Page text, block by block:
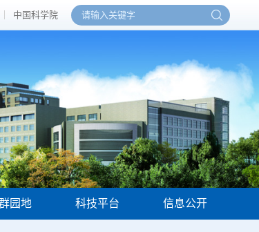
中国科学院
园地 科技平台 信息公开